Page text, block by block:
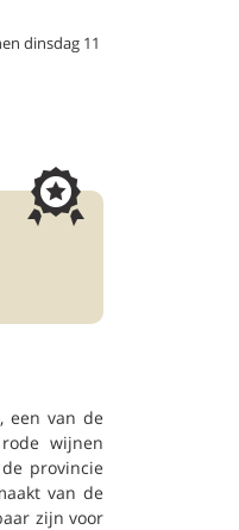
dinsdag 11
een van de
wijnen
provincie
van de
zijn voor